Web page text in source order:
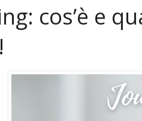
cos’è e